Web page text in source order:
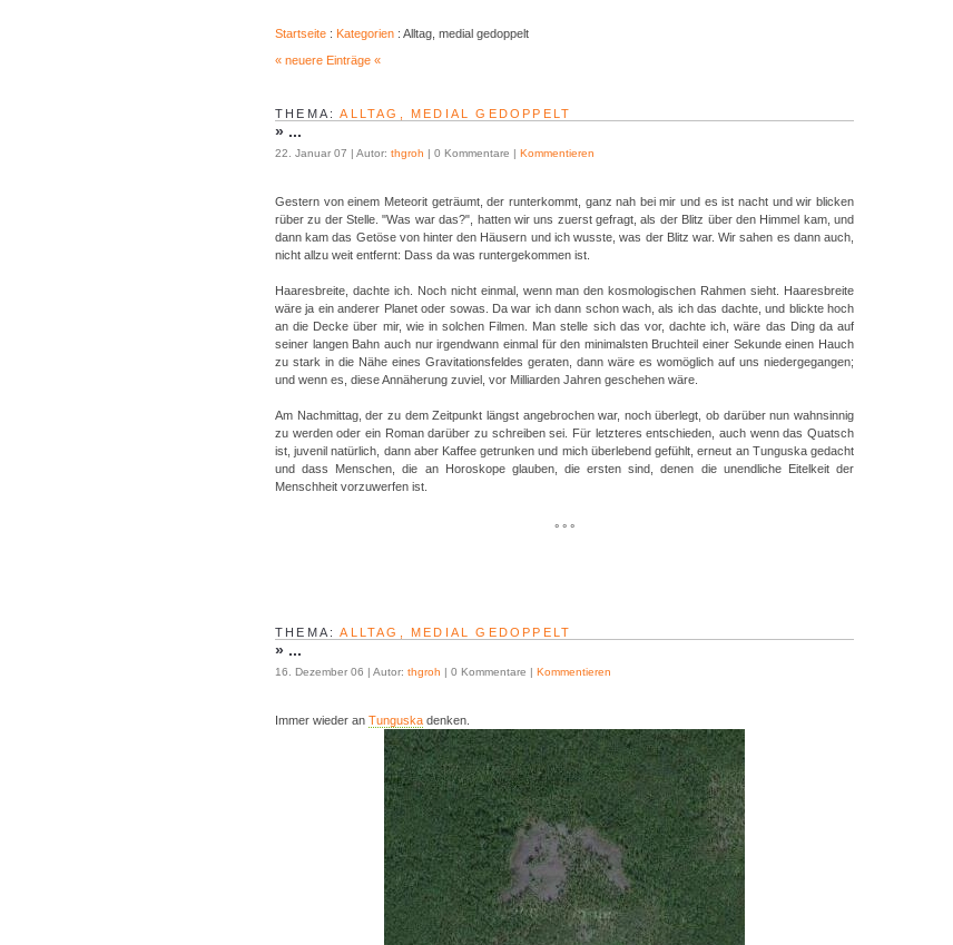
Startseite : Kategorien : Alltag, medial gedoppelt
« neuere Einträge «
THEMA:ALLTAG, MEDIAL GEDOPPELT
» ...
22. Januar 07 | Autor: thgroh | 0 Kommentare | Kommentieren
Gestern von einem Meteorit geträumt, der runterkommt, ganz nah bei mir und es ist nacht und wir blicken
rüber zu der Stelle. "Was war das?", hatten wir uns zuerst gefragt, als der Blitz über den Himmel kam, und
dann kam das Getöse von hinter den Häusern und ich wusste, was der Blitz war. Wir sahen es dann auch,
nicht allzu weit entfernt: Dass da was runtergekommen ist.
Haaresbreite, dachte ich. Noch nicht einmal, wenn man den kosmologischen Rahmen sieht. Haaresbreite
wäre ja ein anderer Planet oder sowas. Da war ich dann schon wach, als ich das dachte, und blickte hoch
an die Decke über mir, wie in solchen Filmen. Man stelle sich das vor, dachte ich, wäre das Ding da auf
seiner langen Bahn auch nur irgendwann einmal für den minimalsten Bruchteil einer Sekunde einen Hauch
zu stark in die Nähe eines Gravitationsfeldes geraten, dann wäre es womöglich auf uns niedergegangen;
und wenn es, diese Annäherung zuviel, vor Milliarden Jahren geschehen wäre.
Am Nachmittag, der zu dem Zeitpunkt längst angebrochen war, noch überlegt, ob darüber nun wahnsinnig
zu werden oder ein Roman darüber zu schreiben sei. Für letzteres entschieden, auch wenn das Quatsch
ist, juvenil natürlich, dann aber Kaffee getrunken und mich überlebend gefühlt, erneut an Tunguska gedacht
und dass Menschen, die an Horoskope glauben, die ersten sind, denen die unendliche Eitelkeit der
Menschheit vorzuwerfen ist.
° ° °
THEMA:ALLTAG, MEDIAL GEDOPPELT
» ...
16. Dezember 06 | Autor: thgroh | 0 Kommentare | Kommentieren
Immer wieder an Tunguska denken.